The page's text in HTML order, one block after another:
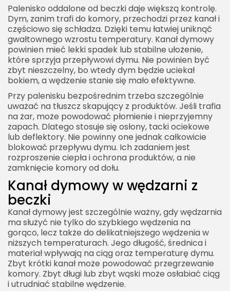
Palenisko oddalone od beczki daje większą kontrolę.
Dym, zanim trafi do komory, przechodzi przez kanał i
częściowo się schładza. Dzięki temu łatwiej uniknąć
gwałtownego wzrostu temperatury. Kanał dymowy
powinien mieć lekki spadek lub stabilne ułożenie,
które sprzyja przepływowi dymu. Nie powinien być
zbyt nieszczelny, bo wtedy dym będzie uciekał
bokiem, a wędzenie stanie się mało efektywne.
Przy palenisku bezpośrednim trzeba szczególnie
uważać na tłuszcz skapujący z produktów. Jeśli trafia
na żar, może powodować płomienie i nieprzyjemny
zapach. Dlatego stosuje się osłony, tacki ociekowe
lub deflektory. Nie powinny one jednak całkowicie
blokować przepływu dymu. Ich zadaniem jest
rozproszenie ciepła i ochrona produktów, a nie
zamknięcie komory od dołu.
Kanał dymowy w wędzarni z
beczki
Kanał dymowy jest szczególnie ważny, gdy wędzarnia
ma służyć nie tylko do szybkiego wędzenia na
gorąco, lecz także do delikatniejszego wędzenia w
niższych temperaturach. Jego długość, średnica i
materiał wpływają na ciąg oraz temperaturę dymu.
Zbyt krótki kanał może powodować przegrzewanie
komory. Zbyt długi lub zbyt wąski może osłabiać ciąg
i utrudniać stabilne wędzenie.